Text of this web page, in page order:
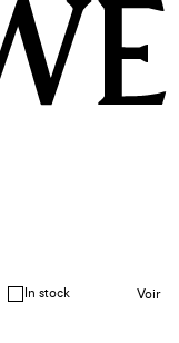
In stock Voir